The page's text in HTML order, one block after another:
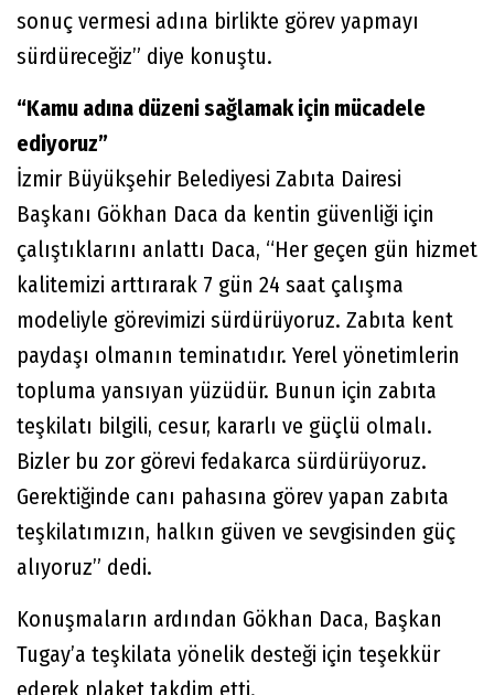
sonuç vermesi adına birlikte görev yapmayı
sürdüreceğiz” diye konuştu.
“Kamu adına düzeni sağlamak için mücadele
ediyoruz”
İzmir Büyükşehir Belediyesi Zabıta Dairesi
Başkanı Gökhan Daca da kentin güvenliği için
çalıştıklarını anlattı Daca, “Her geçen gün hizmet
kalitemizi arttırarak 7 gün 24 saat çalışma
modeliyle görevimizi sürdürüyoruz. Zabıta kent
paydaşı olmanın teminatıdır. Yerel yönetimlerin
topluma yansıyan yüzüdür. Bunun için zabıta
teşkilatı bilgili, cesur, kararlı ve güçlü olmalı.
Bizler bu zor görevi fedakarca sürdürüyoruz.
Gerektiğinde canı pahasına görev yapan zabıta
teşkilatımızın, halkın güven ve sevgisinden güç
alıyoruz” dedi.
Konuşmaların ardından Gökhan Daca, Başkan
Tugay’a teşkilata yönelik desteği için teşekkür
ederek plaket takdim etti.